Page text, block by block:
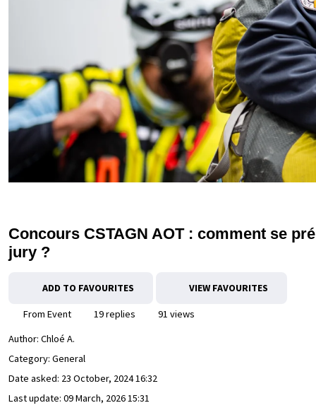
Concours CSTAGN AOT : comment se
jury ?
ADD TO FAVOURITES VIEW FAVOURITES
From Event 19 replies
91 views
Author: Chloé A.
Category: General
Date asked: 23 October, 2024 16:32
Last update: 09 March, 2026 15:31